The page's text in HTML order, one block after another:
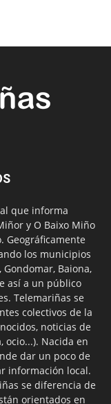
que informa
y O Baixo Miño
Geográficamente
los municipios
Gondomar, Baiona,
así a un público
Telemariñas se
colectivos de la
noticias de
ocio...). Nacida en
dar un poco de
información local.
se diferencia de
orientados en